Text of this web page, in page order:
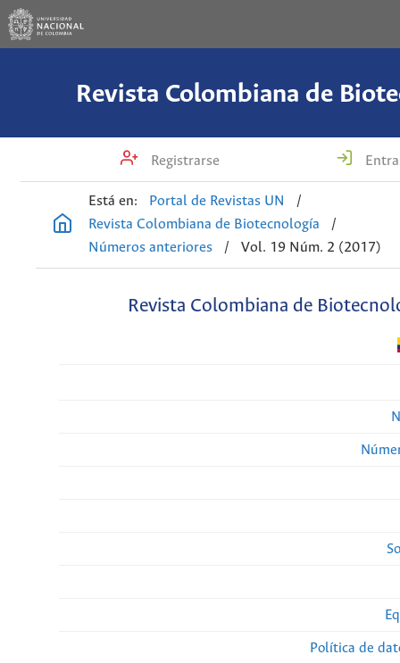
Revista Colombiana de
Registrarse
Está en: Portal de Revistas UN
/
Revista Colombiana de Biotecnología
/
Números anteriores
/ Vol. 19 Núm. 2 (2017)
Revista Colombiana de
Política de